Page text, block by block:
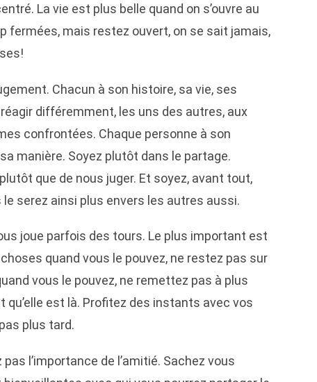
La vie est plus belle quand on s’ouvre au
fermées, mais restez ouvert, on se sait jamais,
Chacun à son histoire, sa vie, ses
différemment, les uns des autres, aux
confrontées. Chaque personne à son
manière. Soyez plutôt dans le partage.
que de nous juger. Et soyez, avant tout,
serez ainsi plus envers les autres aussi.
joue parfois des tours. Le plus important est
quand vous le pouvez, ne restez pas sur
vous le pouvez, ne remettez pas à plus
est là. Profitez des instants avec vos
plus tard.
l’importance de l’amitié. Sachez vous